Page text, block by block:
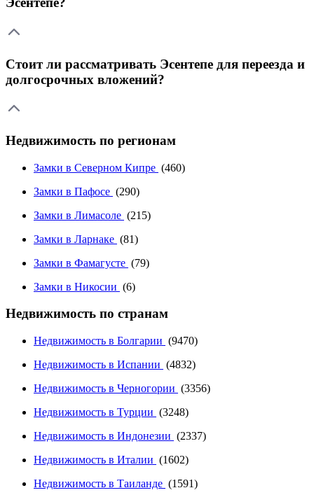
Стоит ли рассматривать Эсентепе для переезда и
долгосрочных вложений?
Недвижимость по регионам
Замки в Северном Кипре (460)
Замки в Пафосе (290)
Замки в Лимасоле (215)
Замки в Ларнаке (81)
Замки в Фамагусте (79)
Замки в Никосии (6)
Недвижимость по странам
Недвижимость в Болгарии (9470)
Недвижимость в Испании (4832)
Недвижимость в Черногории (3356)
Недвижимость в Турции (3248)
Недвижимость в Индонезии (2337)
Недвижимость в Италии (1602)
Недвижимость в Таиланде (1591)